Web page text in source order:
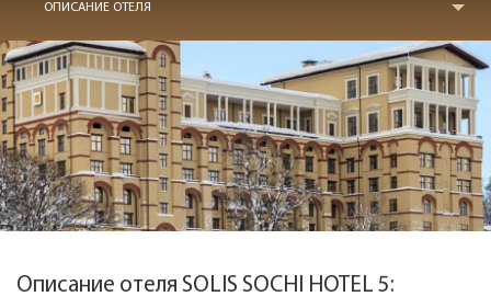
ОПИСАНИЕ ОТЕЛЯ
Описание отеля SOLIS SOCHI HOTEL 5: